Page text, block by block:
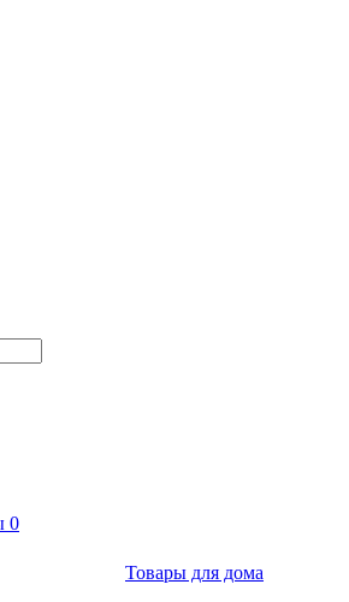
0
Товары для дома